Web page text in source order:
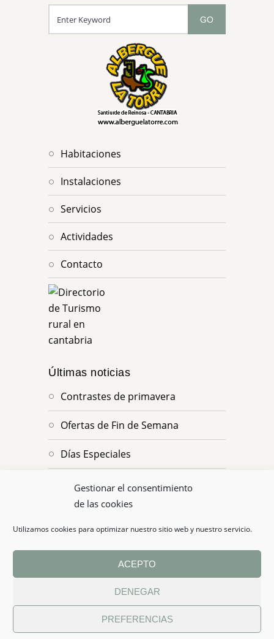
Gestionar el consentimiento
de las cookies
Utilizamos cookies para optimizar nuestro sitio web y nuestro servicio.
ACEPTO
DENEGAR
PREFERENCIAS
habitaciones
instalaciones
servicios
actividades
contacto
Últimas noticias
Contrastes de primavera
Ofertas de Fin de Semana
Días Especiales
Ofertas en Puentes
Fin de temporada de los Infantiles
de Campoo de Enmedio
Website made bySANcotec